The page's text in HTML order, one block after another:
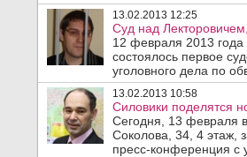
13.02.2013 12:25
Суд над
12 февраля 2013
состоялось первое
уголовного дела по
13.02.2013 10:58
Силовики поделятся
Сегодня, 13 февраля
Соколова, 34, 4 этаж,
пресс-конференция с